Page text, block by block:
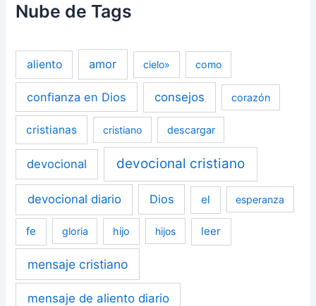
Nube de Tags
aliento amor cielo» como
confianza en Dios consejos corazón
cristianas cristiano descargar
devocional devocional cristiano
devocional diario Dios el esperanza
fe gloria hijo hijos leer
mensaje cristiano
mensaje de aliento diario